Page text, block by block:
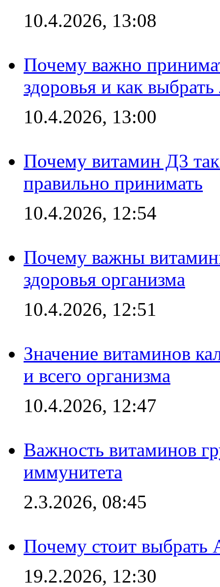
10.4.2026, 13:08
Почему важно
здоровья и как
10.4.2026, 13:00
Почему витамин Д3 так
правильно принимать
10.4.2026, 12:54
Почему важны
здоровья организма
10.4.2026, 12:51
Значение витаминов
и всего организма
10.4.2026, 12:47
Важность витаминов
иммунитета
2.3.2026, 08:45
Почему стоит выбрать
19.2.2026, 12:30